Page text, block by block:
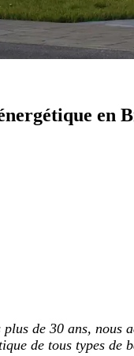
en
plus de 30 ans, nous
de tous types de